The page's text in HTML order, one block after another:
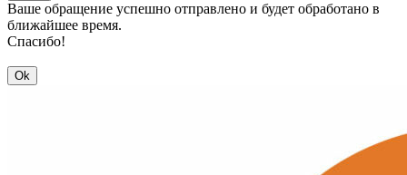
Ваше обращение успешно отправлено и будет обработано в
ближайшее время.
Спасибо!
Ok